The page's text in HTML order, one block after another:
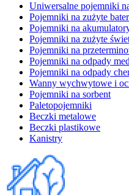
Uniwersalne pojemniki
Pojemniki na zużyte
Pojemniki na
Pojemniki na zużyte
Pojemniki na
Pojemniki na odpady
Pojemniki na odpady
Wanny wychwytowe i
Pojemniki na sorbent
Paletopojemniki
Beczki metalowe
Beczki plastikowe
Kanistry